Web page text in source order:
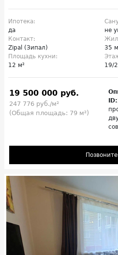
Ипотека:
да
не
Контакт:
Zipal (Зипал)
35
Площадь кухни:
12 м²
19/
19 500 000 руб.
247 776 руб./м²
(Общая площадь: 79 м²)